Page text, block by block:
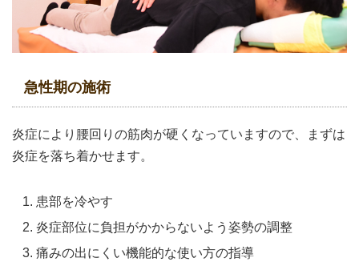
急性期の施術
炎症により腰回りの筋肉が硬くなっていますので、まずは
炎症を落ち着かせます。
患部を冷やす
炎症部位に負担がかからないよう姿勢の調整
痛みの出にくい機能的な使い方の指導